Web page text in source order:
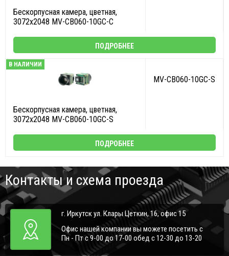
Бескорпусная камера, цветная,
3072x2048 MV-CB060-10GC-C
ПОДРОБНЕЕ
В НАЛИЧИИ
MV-CB060-10GC-S
Бескорпусная камера, цветная,
3072x2048 MV-CB060-10GC-S
ПОДРОБНЕЕ
Контакты и схема проезда
г. Иркутск ул. Клары Цеткин, 16, офис 15
Офис нашей компании вы можете посетить с
Пн - Пт с 9-00 до 17-00 обед с 12-30 до 13-20